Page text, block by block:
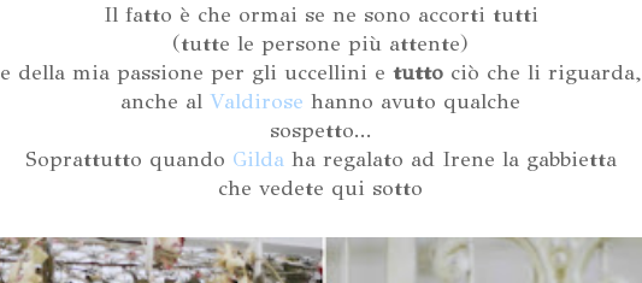
Il fatto è che ormai se ne sono accorti tutti
(tutte le persone più attente)
e della mia passione per gli uccellini e tutto ciò che li riguarda,
anche al Valdirose hanno avuto qualche
sospetto...
Soprattutto quando Gildaha regalato ad Irene la gabbietta
che vedete qui sotto